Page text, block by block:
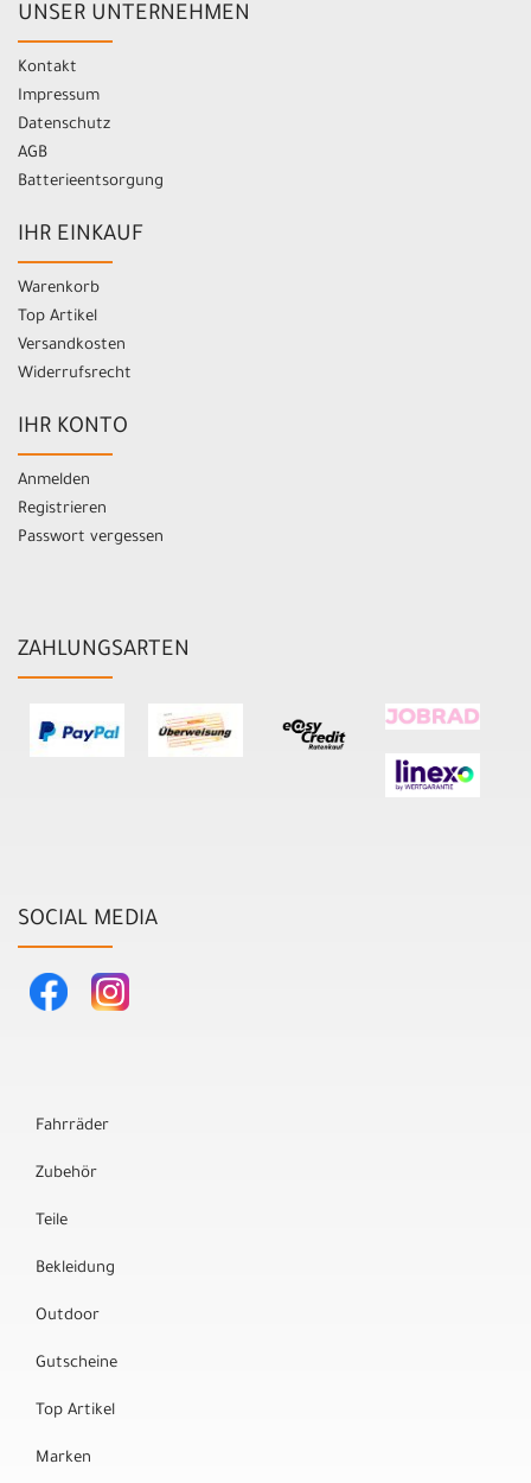
UNSER UNTERNEHMEN
Kontakt
Impressum
Datenschutz
AGB
Batterieentsorgung
IHR EINKAUF
Warenkorb
Top Artikel
Versandkosten
Widerrufsrecht
IHR KONTO
Anmelden
Registrieren
Passwort vergessen
ZAHLUNGSARTEN
SOCIAL MEDIA
Fahrräder
Zubehör
Teile
Bekleidung
Outdoor
Gutscheine
Top Artikel
Marken